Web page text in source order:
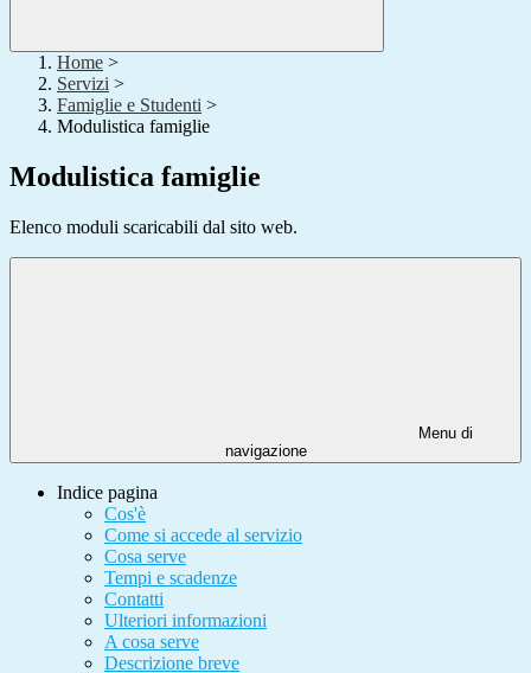
Home >
Servizi >
Famiglie e Studenti >
Modulistica famiglie
Modulistica famiglie
Elenco moduli scaricabili dal sito web.
Menu di
navigazione
Indice pagina
Cos'è
Come si accede al servizio
Cosa serve
Tempi e scadenze
Contatti
Ulteriori informazioni
A cosa serve
Descrizione breve